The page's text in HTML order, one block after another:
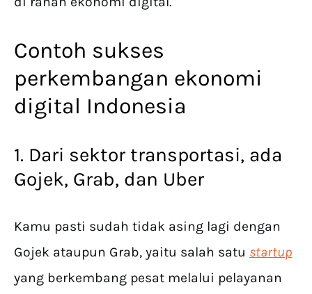
Contoh sukses
perkembangan ekonomi
digital Indonesia
1. Dari sektor transportasi, ada
Gojek, Grab, dan Uber
Kamu pasti sudah tidak asing lagi dengan
Gojek ataupun Grab, yaitu salah satu startup
yang berkembang pesat melalui pelayanan